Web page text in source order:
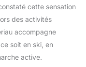
cette sensation
des activités
accompagne
soit en ski, en
active.